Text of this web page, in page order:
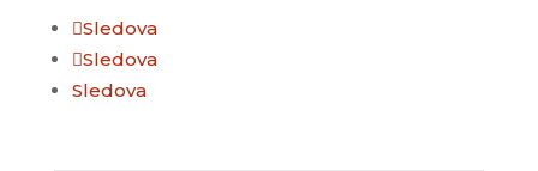
Sledova
Sledova
Sledova